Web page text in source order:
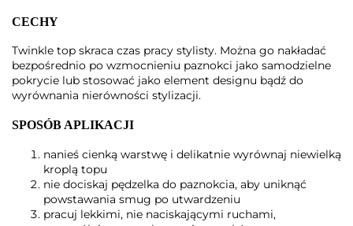
CECHY
Twinkle top skraca czas pracy stylisty. Można go nakładać
bezpośrednio po wzmocnieniu paznokci jako samodzielne
pokrycie lub stosować jako element designu bądź do
wyrównania nierówności stylizacji.
SPOSÓB APLIKACJI
nanieś cienką warstwę i delikatnie wyrównaj niewielką
kroplą topu
nie dociskaj pędzelka do paznokcia, aby uniknąć
powstawania smug po utwardzeniu
pracuj lekkimi, nie naciskającymi ruchami,